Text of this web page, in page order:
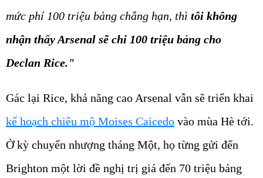
mức phí 100 triệu bảng chẳng hạn, thì tôi không
nhận thấy Arsenal sẽ chi 100 triệu bảng cho
Declan Rice."
Gác lại Rice, khả năng cao Arsenal vẫn sẽ triển khai
kế hoạch chiêu mộ Moises Caicedo vào mùa Hè tới.
Ở kỳ chuyển nhượng tháng Một, họ từng gửi đến
Brighton một lời đề nghị trị giá đến 70 triệu bảng